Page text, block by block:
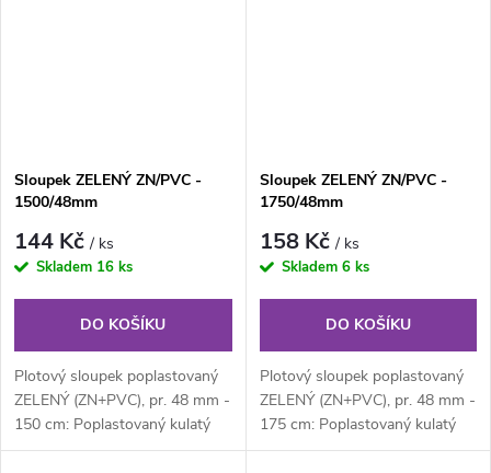
Sloupek ZELENÝ ZN/PVC -
1500/48mm
144 Kč/ ks
Skladem 16 ks
DO KOŠÍKU
Plotový sloupek poplastovaný
ZELENÝ (ZN+PVC), pr. 48 mm -
150 cm: Poplastovaný kulatý
plotový sloupek průměru 48
Sloupek ZELENÝ ZN/PVC -
1750/48mm
158 Kč/ ks
Skladem 6 ks
DO KOŠÍKU
Plotový sloupek poplastovaný
ZELENÝ (ZN+PVC), pr. 48 mm -
175 cm: Poplastovaný kulatý
plotový sloupek průměru 48